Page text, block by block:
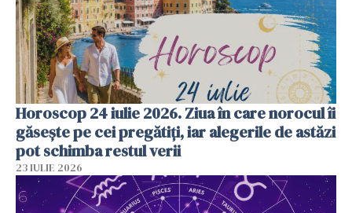
Horoscop 24 iulie 2026. Ziua în care norocul îi
găsește pe cei pregătiți, iar alegerile de astăzi
pot schimba restul verii
23 IULIE 2026